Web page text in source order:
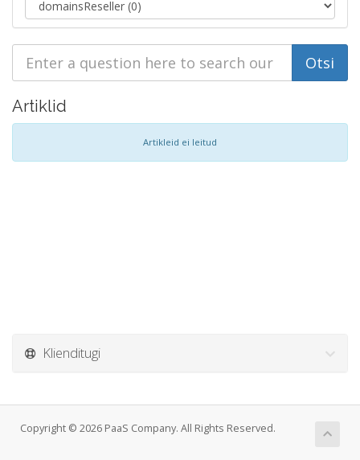
Artiklid
Artikleid ei leitud
Klienditugi
Copyright © 2026 PaaS Company. All Rights Reserved.